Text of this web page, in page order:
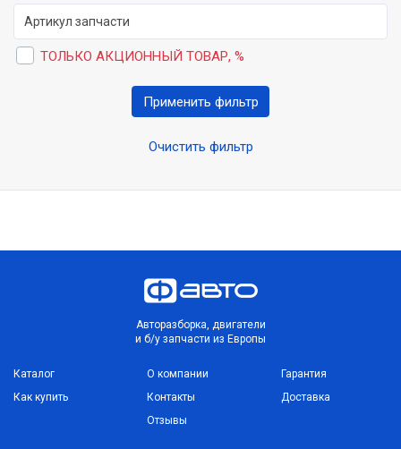
ТОЛЬКО АКЦИОННЫЙ ТОВАР, %
Очистить фильтр
Применить фильтр
Авторазборка, двигатели
и б/у запчасти из Европы
Каталог
Как купить
О компании
Контакты
Отзывы
Гарантия
Доставка